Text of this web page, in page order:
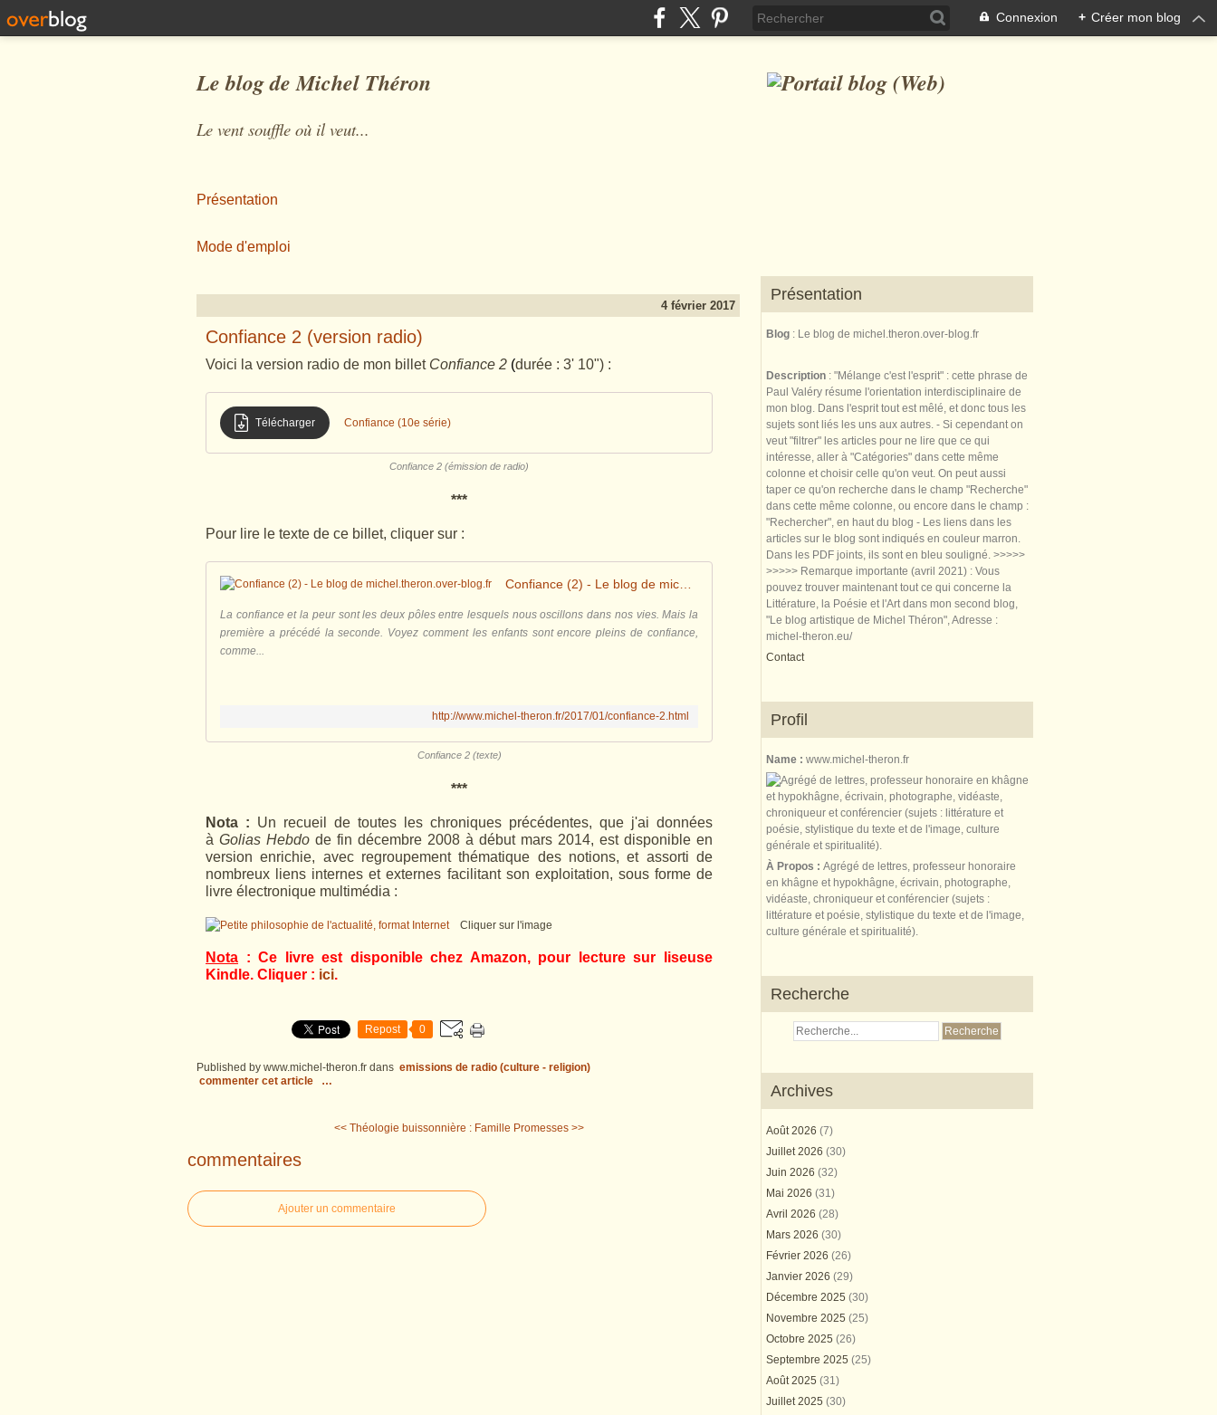
Connexion + Créer mon blog
Le blog de Michel Théron
Le vent souffle où il veut...
Présentation
Mode d'emploi
4 février 2017
Confiance 2 (version radio)
Voici la version radio de mon billet Confiance 2 (durée : 3' 10") :
Télécharger Confiance (10e série)
Confiance 2 (émission de radio)
***
Pour lire le texte de ce billet, cliquer sur :
La confiance et la peur sont les deux pôles entre lesquels nous oscillons dans nos vies. Mais la
première a précédé la seconde. Voyez comment les enfants sont encore pleins de confiance,
comme...
http://www.michel-theron.fr/2017/01/confiance-2.html
Confiance 2 (texte)
***
Nota : Un recueil de toutes les chroniques précédentes, que j'ai données
à Golias Hebdo de fin décembre 2008 à début mars 2014, est disponible en
version enrichie, avec regroupement thématique des notions, et assorti de
nombreux liens internes et externes facilitant son exploitation, sous forme de
livre électronique multimédia :
Cliquer sur l'image
Nota : Ce livre est disponible chez Amazon, pour lecture sur liseuse
Kindle. Cliquer : ici.
Repost 0
Published by www.michel-theron.fr dans emissions de radio (culture - religion)
commenter cet article
…
<< Théologie buissonnière : Famille Promesses >>
commentaires
Ajouter un commentaire
Présentation
Blog : Le blog de michel.theron.over-blog.fr
Description : "Mélange c'est l'esprit" : cette phrase de
Paul Valéry résume l'orientation interdisciplinaire de
mon blog. Dans l'esprit tout est mêlé, et donc tous les
sujets sont liés les uns aux autres. - Si cependant on
veut "filtrer" les articles pour ne lire que ce qui
intéresse, aller à "Catégories" dans cette même
colonne et choisir celle qu'on veut. On peut aussi
taper ce qu'on recherche dans le champ "Recherche"
dans cette même colonne, ou encore dans le champ :
"Rechercher", en haut du blog - Les liens dans les
articles sur le blog sont indiqués en couleur marron.
Dans les PDF joints, ils sont en bleu souligné. >>>>>
>>>>> Remarque importante (avril 2021) : Vous
pouvez trouver maintenant tout ce qui concerne la
Littérature, la Poésie et l'Art dans mon second blog,
"Le blog artistique de Michel Théron", Adresse :
michel-theron.eu/
Contact
Profil
Name : www.michel-theron.fr
À Propos : Agrégé de lettres, professeur honoraire
en khâgne et hypokhâgne, écrivain, photographe,
vidéaste, chroniqueur et conférencier (sujets :
littérature et poésie, stylistique du texte et de l'image,
culture générale et spiritualité).
Recherche
Archives
Août 2026 (7)
Juillet 2026 (30)
Juin 2026 (32)
Mai 2026 (31)
Avril 2026 (28)
Mars 2026 (30)
Février 2026 (26)
Janvier 2026 (29)
Décembre 2025 (30)
Novembre 2025 (25)
Octobre 2025 (26)
Septembre 2025 (25)
Août 2025 (31)
Juillet 2025 (30)